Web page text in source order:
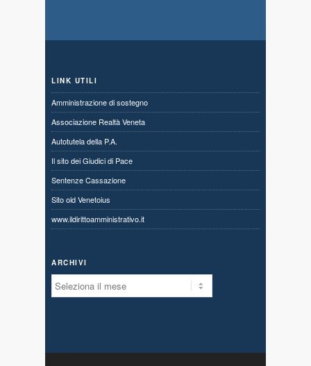
LINK UTILI
Amministrazione di sostegno
Associazione Realtà Veneta
Autotutela della P.A.
Il sito dei Giudici di Pace
Sentenze Cassazione
Sito old Venetoius
www.ildirittoamministrativo.it
ARCHIVI
Archivi